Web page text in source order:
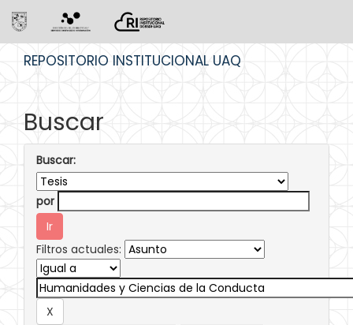
REPOSITORIO INSTITUCIONAL UAQ
Buscar
Buscar:
por
Filtros actuales: